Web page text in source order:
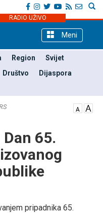
RADIO UŽIVO
Meni
Region
Svijet
Društvo
Dijaspora
65.
pripadnika 65.